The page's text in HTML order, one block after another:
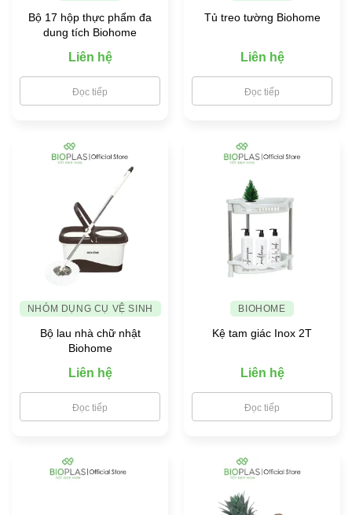
Bộ 17 hộp thực phẩm đa
dung tích Biohome
Liên hệ
Đọc tiếp
Tủ treo tường Biohome
Liên hệ
Đọc tiếp
NHÓM DỤNG CỤ VỆ SINH
Bộ lau nhà chữ nhật
Biohome
Liên hệ
Đọc tiếp
BIOHOME
Kệ tam giác Inox 2T
Liên hệ
Đọc tiếp